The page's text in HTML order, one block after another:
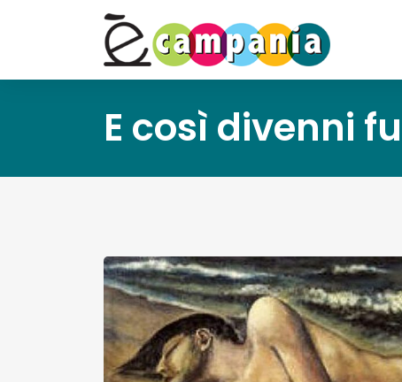
E così divenni